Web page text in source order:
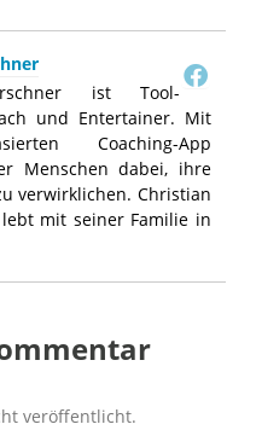
ist Tool-
und Entertainer. Mit
Coaching-App
Menschen dabei, ihre
verwirklichen. Christian
mit seiner Familie in
veröffentlicht.